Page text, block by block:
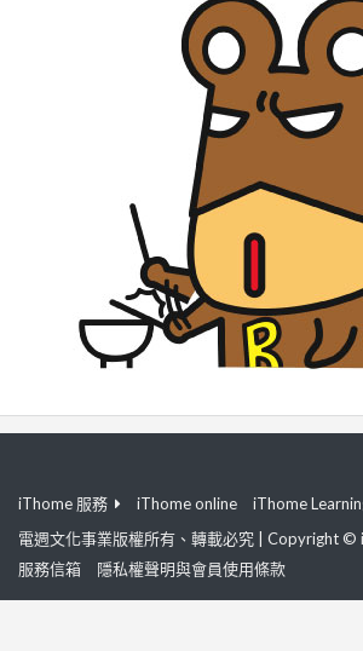
iThome 服務 iThome online
iThome
電週文化事業版權所有、轉載必究 | Copyright ©
服務信箱
隱私權聲明與會員使用條款